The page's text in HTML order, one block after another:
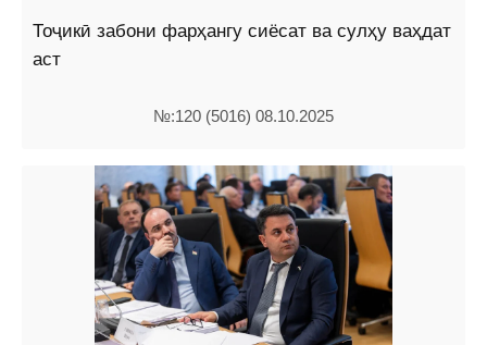
Тоҷикӣ забони фарҳангу сиёсат ва сулҳу ваҳдат
аст
№:120 (5016) 08.10.2025